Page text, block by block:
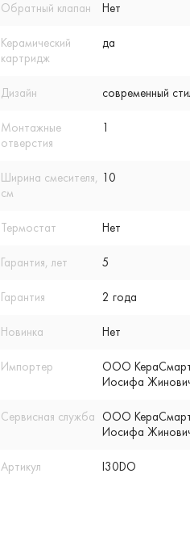
Обратный клапан Нет
Керамический
картридж
да
Дизайн современный
Монтажные
отверстия
1
Ширина смесителя,
см
10
Термостат Нет
Гарантия, лет 5
Гарантия 2 года
Новинка Нет
Импортер
ООО КераСмарт.
Иосифа
Сервисная служба ООО КераСмарт.
Иосифа
Артикул I30DO